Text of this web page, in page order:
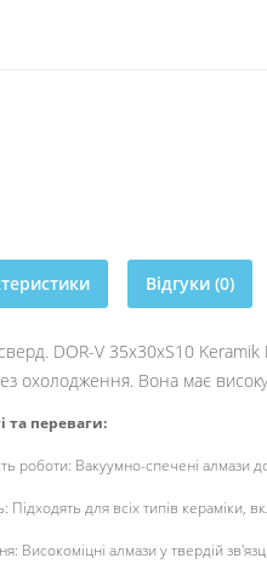
Відгуки (0)
DOR-V 35х30хS10 Keramik
охолодження. Вона має високу
та переваги:
роботи: Вакуумно-спечені алмази
Підходять для всіх типів кераміки,
Високоміцні алмази у твердій